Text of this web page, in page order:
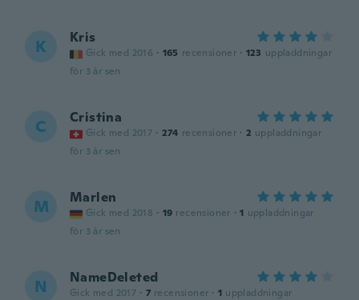
K Kris
Gick med 2016 · 165 recensioner · 123 uppladdningar
för 3 år sen
C Cristina
Gick med 2017 · 274 recensioner · 2 uppladdningar
för 3 år sen
M Marlen
Gick med 2018 · 19 recensioner · 1 uppladdningar
för 3 år sen
N NameDeleted
Gick med 2017 · 7 recensioner · 1 uppladdningar